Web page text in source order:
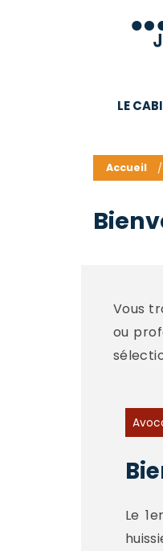
LE
Accueil
Vous
ou
Le